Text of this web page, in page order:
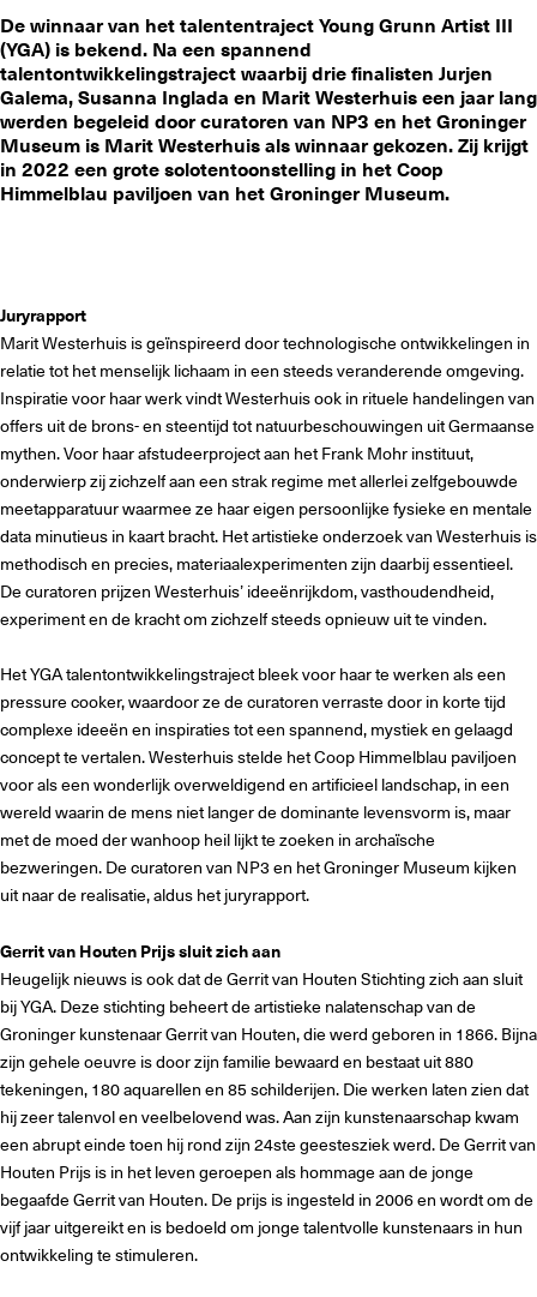
De winnaar van het talententraject Young Grunn Artist III
(YGA) is bekend. Na een spannend
talentontwikkelingstraject waarbij drie finalisten Jurjen
Galema, Susanna Inglada en Marit Westerhuis een jaar lang
werden begeleid door curatoren van NP3 en het Groninger
Museum is Marit Westerhuis als winnaar gekozen. Zij krijgt
in 2022 een grote solotentoonstelling in het Coop
Himmelblau paviljoen van het Groninger Museum.
Juryrapport
Marit Westerhuis is geïnspireerd door technologische ontwikkelingen in
relatie tot het menselijk lichaam in een steeds veranderende omgeving.
Inspiratie voor haar werk vindt Westerhuis ook in rituele handelingen van
offers uit de brons- en steentijd tot natuurbeschouwingen uit Germaanse
mythen. Voor haar afstudeerproject aan het Frank Mohr instituut,
onderwierp zij zichzelf aan een strak regime met allerlei zelfgebouwde
meetapparatuur waarmee ze haar eigen persoonlijke fysieke en mentale
data minutieus in kaart bracht. Het artistieke onderzoek van Westerhuis is
methodisch en precies, materiaalexperimenten zijn daarbij essentieel.
De curatoren prijzen Westerhuis’ ideeënrijkdom, vasthoudendheid,
experiment en de kracht om zichzelf steeds opnieuw uit te vinden.
Het YGA talentontwikkelingstraject bleek voor haar te werken als een
pressure cooker, waardoor ze de curatoren verraste door in korte tijd
complexe ideeën en inspiraties tot een spannend, mystiek en gelaagd
concept te vertalen. Westerhuis stelde het Coop Himmelblau paviljoen
voor als een wonderlijk overweldigend en artificieel landschap, in een
wereld waarin de mens niet langer de dominante levensvorm is, maar
met de moed der wanhoop heil lijkt te zoeken in archaïsche
bezweringen. De curatoren van NP3 en het Groninger Museum kijken
uit naar de realisatie, aldus het juryrapport.
Gerrit van Houten Prijs sluit zich aan
Heugelijk nieuws is ook dat de Gerrit van Houten Stichting zich aan sluit
bij YGA. Deze stichting beheert de artistieke nalatenschap van de
Groninger kunstenaar Gerrit van Houten, die werd geboren in 1866. Bijna
zijn gehele oeuvre is door zijn familie bewaard en bestaat uit 880
tekeningen, 180 aquarellen en 85 schilderijen. Die werken laten zien dat
hij zeer talenvol en veelbelovend was. Aan zijn kunstenaarschap kwam
een abrupt einde toen hij rond zijn 24ste geestesziek werd. De Gerrit van
Houten Prijs is in het leven geroepen als hommage aan de jonge
begaafde Gerrit van Houten. De prijs is ingesteld in 2006 en wordt om de
vijf jaar uitgereikt en is bedoeld om jonge talentvolle kunstenaars in hun
ontwikkeling te stimuleren.